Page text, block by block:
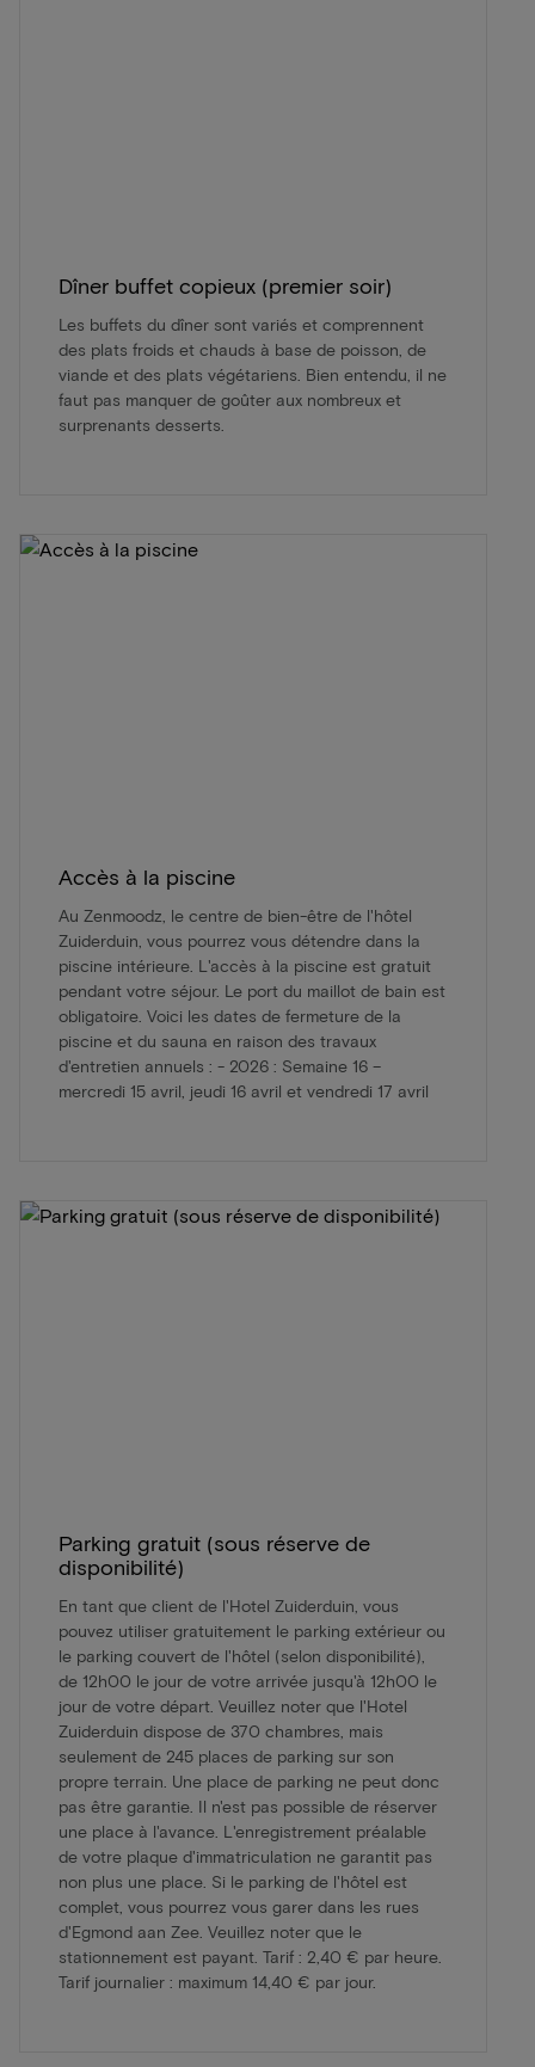
Dîner buffet copieux (premier soir)
Les buffets du dîner sont variés et comprennent
des plats froids et chauds à base de poisson, de
viande et des plats végétariens. Bien entendu, il ne
faut pas manquer de goûter aux nombreux et
surprenants desserts.
Accès à la piscine
Au Zenmoodz, le centre de bien-être de l'hôtel
Zuiderduin, vous pourrez vous détendre dans la
piscine intérieure. L'accès à la piscine est gratuit
pendant votre séjour. Le port du maillot de bain est
obligatoire. Voici les dates de fermeture de la
piscine et du sauna en raison des travaux
d'entretien annuels : - 2026 : Semaine 16 –
mercredi 15 avril, jeudi 16 avril et vendredi 17 avril
Parking gratuit (sous réserve de
disponibilité)
En tant que client de l'Hotel Zuiderduin, vous
pouvez utiliser gratuitement le parking extérieur ou
le parking couvert de l'hôtel (selon disponibilité),
de 12h00 le jour de votre arrivée jusqu'à 12h00 le
jour de votre départ. Veuillez noter que l'Hotel
Zuiderduin dispose de 370 chambres, mais
seulement de 245 places de parking sur son
propre terrain. Une place de parking ne peut donc
pas être garantie. Il n'est pas possible de réserver
une place à l'avance. L'enregistrement préalable
de votre plaque d'immatriculation ne garantit pas
non plus une place. Si le parking de l'hôtel est
complet, vous pourrez vous garer dans les rues
d'Egmond aan Zee. Veuillez noter que le
stationnement est payant. Tarif : 2,40 € par heure.
Tarif journalier : maximum 14,40 € par jour.